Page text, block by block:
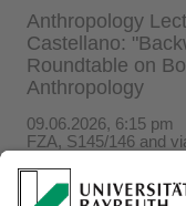
Anthropology
Castellano:
Roundtable on
Anthropology
09.06.2026, 6:15 pm
FZA, S145/146 and
More information